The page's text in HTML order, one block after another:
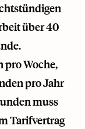
über 40
pro Woche,
pro Jahr
muss
Tarifvertrag